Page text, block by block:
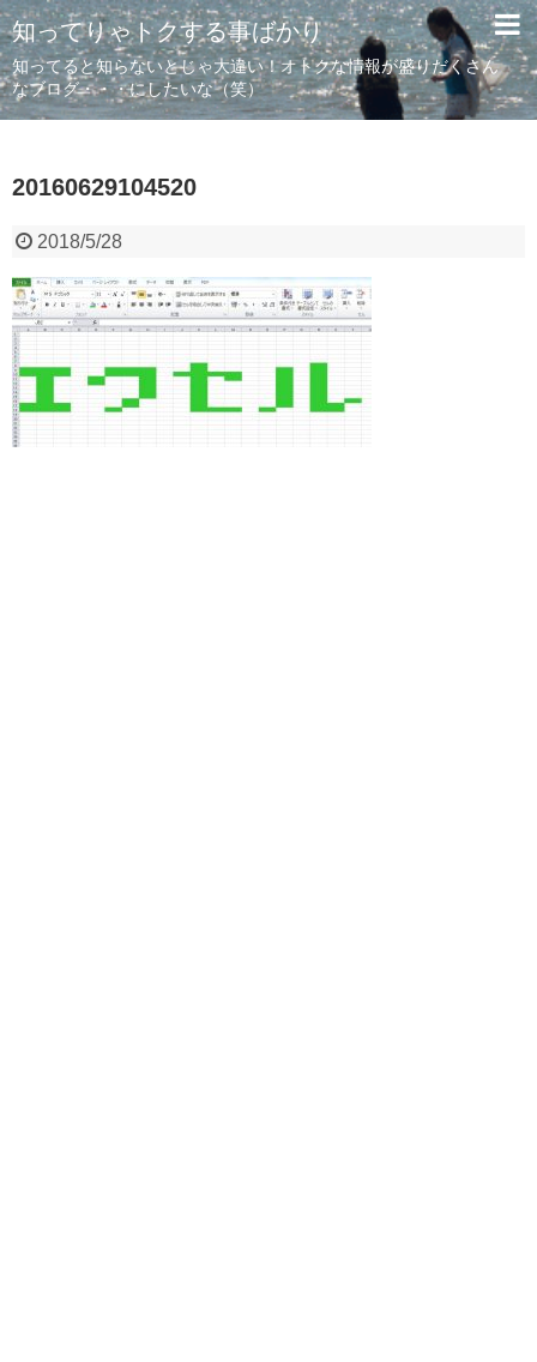
知ってりゃトクする事ばかり
知ってると知らないとじゃ大違い！オトクな情報が盛りだくさん
なブログ・・・にしたいな（笑）
20160629104520
2018/5/28